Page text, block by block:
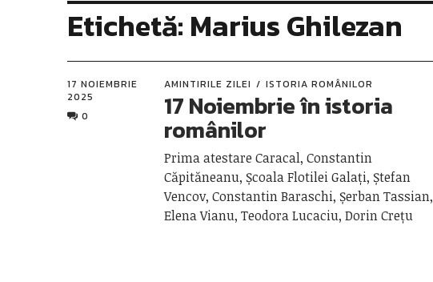
Etichetă: Marius Ghilezan
17 NOIEMBRIE
2025
0
AMINTIRILE ZILEI ISTORIA ROMÂNILOR
17 Noiembrie în istoria
românilor
Prima atestare Caracal, Constantin
Căpităneanu, Școala Flotilei Galați, Ștefan
Vencov, Constantin Baraschi, Șerban Tassian,
Elena Vianu, Teodora Lucaciu, Dorin Crețu